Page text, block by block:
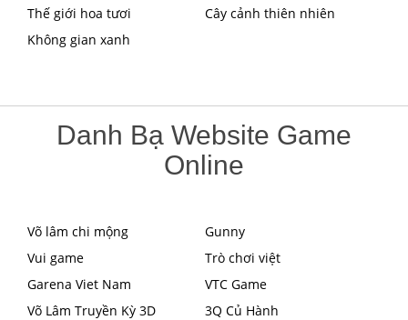
Thế giới hoa tươi
Cây cảnh thiên nhiên
Không gian xanh
Danh Bạ Website Game
Online
Võ lâm chi mộng
Gunny
Vui game
Trò chơi việt
Garena Viet Nam
VTC Game
Võ Lâm Truyền Kỳ 3D
3Q Củ Hành